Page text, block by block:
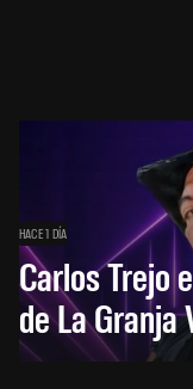
HACE 1 DÍA
Carlos Trejo
de La Granja